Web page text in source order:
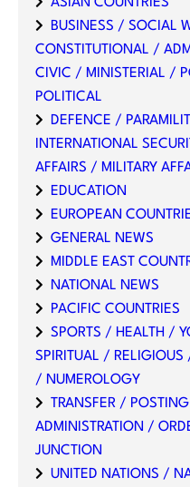
BUSINESS / SOCIAL
CONSTITUTIONAL /
CIVIC / MINISTERIAL /
POLITICAL
DEFENCE /
INTERNATIONAL
AFFAIRS / MILITARY
EDUCATION
EUROPEAN
GENERAL NEWS
MIDDLE EAST
NATIONAL NEWS
PACIFIC COUNTRIES
SPORTS / HEALTH /
SPIRITUAL /
/ NUMEROLOGY
TRANSFER /
ADMINISTRATION /
JUNCTION
UNITED NATIONS /